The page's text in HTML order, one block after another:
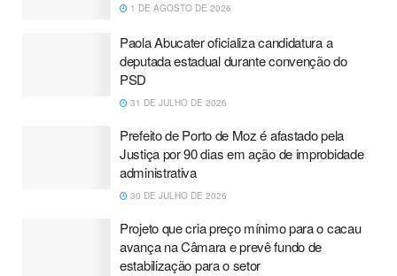
1 DE AGOSTO DE 2026
Paola Abucater oficializa candidatura a
deputada estadual durante convenção do
PSD
31 DE JULHO DE 2026
Prefeito de Porto de Moz é afastado pela
Justiça por 90 dias em ação de improbidade
administrativa
30 DE JULHO DE 2026
Projeto que cria preço mínimo para o cacau
avança na Câmara e prevê fundo de
estabilização para o setor